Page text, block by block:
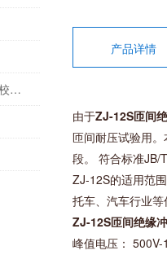
DM232+多功能三相电能表现场校验仪主要特点
产品详情
由于ZJ-12S匝间
匝间耐压试验用
段。 符合标准JB/
ZJ-12S的适用范
托车、汽车行业等
ZJ-12S匝间绝缘
峰值电压：